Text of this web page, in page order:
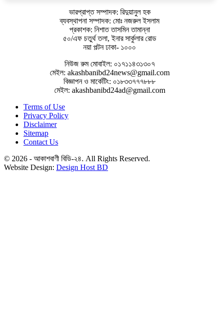
ভারপ্রাপ্ত সম্পাদক: রিদুয়ানুল হক
ব্যবস্থাপনা সম্পাদক: মোঃ নজরুল ইসলাম
প্রকাশক: নিশাত তাসমিন তামান্না
৫০/এফ চতুর্থ তলা, ইনার সার্কুলার রোড
নয়া পল্টন ঢাকা- ১০০০
নিউজ রুম মোবাইল: ০১৭১১৪৩১৩০৭
মেইল: akashbanibd24news@gmail.com
বিজ্ঞাপন ও মার্কেটিং: ০১৮৩৩৭৭৭৮৮৮
মেইল: akashbanibd24ad@gmail.com
Terms of Use
Privacy Policy
Disclaimer
Sitemap
Contact Us
© 2026 - আকাশবাণী বিডি-২৪. All Rights Reserved.
Website Design: Design Host BD